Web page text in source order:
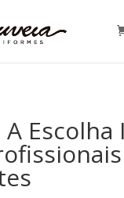
Escolha